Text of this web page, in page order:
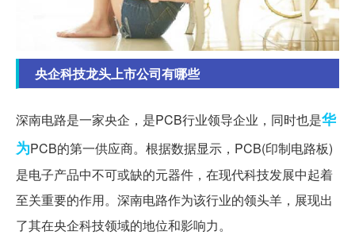
央企科技龙头上市公司有哪些
深南电路是一家央企，是PCB行业领导企业，同时也是华
为PCB的第一供应商。根据数据显示，PCB(印制电路板)
是电子产品中不可或缺的元器件，在现代科技发展中起着
至关重要的作用。深南电路作为该行业的领头羊，展现出
了其在央企科技领域的地位和影响力。